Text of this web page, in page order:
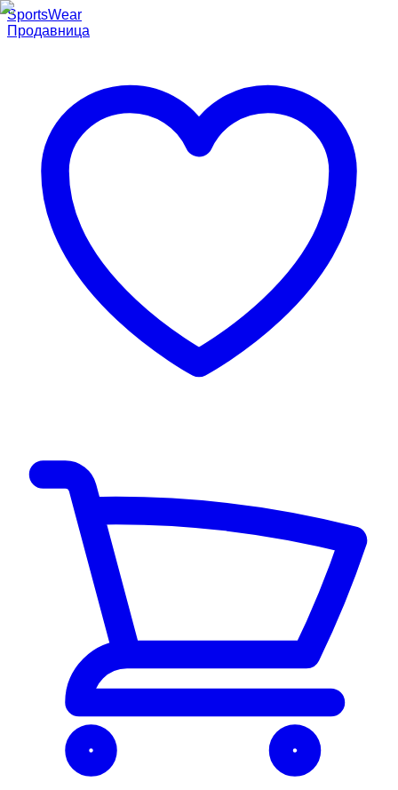
SportsWear
Продавница